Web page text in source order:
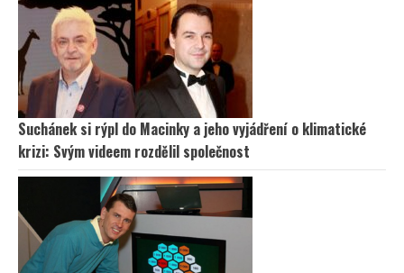
Suchánek si rýpl do Macinky a jeho vyjádření o klimatické
krizi: Svým videem rozdělil společnost